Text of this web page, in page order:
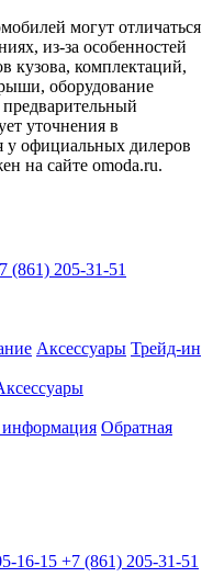
могут отличаться
из-за особенностей
кузова, комплектаций,
оборудование
уточнения в
у официальных дилеров
на сайте omoda.ru.
(861) 205-31-51
Аксессуары Трейд-ин
информация Обратная
16-15 +7 (861) 205-31-51